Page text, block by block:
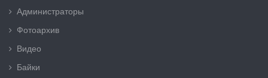
Администраторы
Фотоархив
Видео
Байки